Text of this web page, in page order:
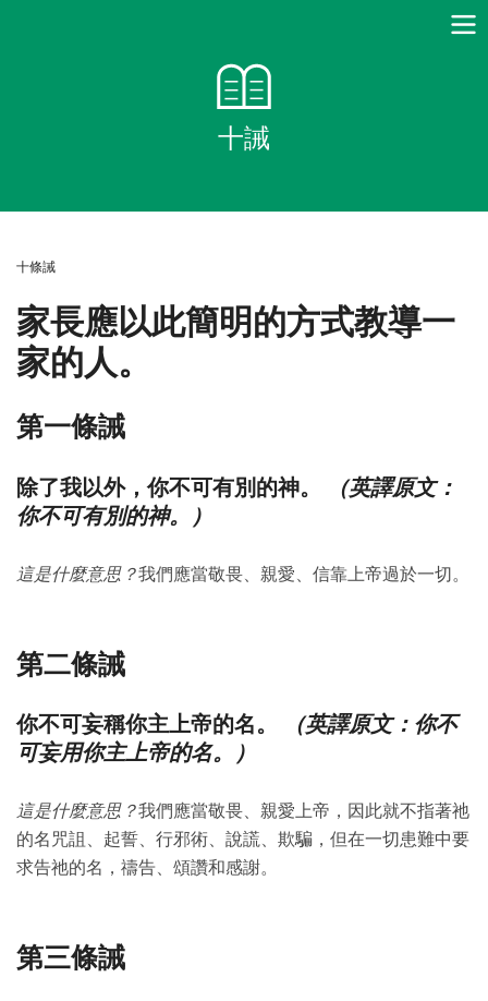
十誡
十條誡
家長應以此簡明的方式教導一
家的人。
第一條誡
除了我以外，你不可有別的神。
（英譯原文：
你不可有別的神。）
這是什麼意思？我們應當敬畏、親愛、信靠上帝過於一切。
第二條誡
你不可妄稱你主上帝的名。
（英譯原文：你不
可妄用你主上帝的名。）
這是什麼意思？我們應當敬畏、親愛上帝，因此就不指著祂
的名咒詛、起誓、行邪術、說謊、欺騙，但在一切患難中要
求告祂的名，禱告、頌讚和感謝。
第三條誡